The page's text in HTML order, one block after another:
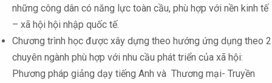
những công dân có năng lực toàn cầu, phù hợp với nền kinh tế
– xã hội hội nhập quốc tế.
Chương trình học được xây dựng theo hướng ứng dụng theo 2
chuyên ngành phù hợp với nhu cầu phát triển của xã hội:
Phương pháp giảng dạy tiếng Anh và Thương mại- Truyền